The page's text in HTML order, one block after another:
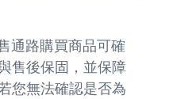
通路購買商品可確
售後保固，並保障
您無法確認是否為